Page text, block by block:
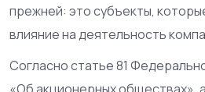
прежней: это субъекты,
влияние на деятельность
Согласно статье 81
«Об акционерных обществах»,